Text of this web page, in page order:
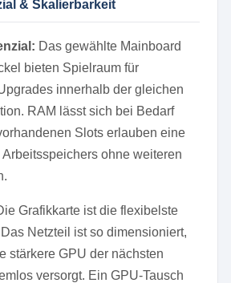
& Skalierbarkeit
Das gewählte Mainboard
bieten Spielraum für
innerhalb der gleichen
RAM lässt sich bei Bedarf
Slots erlauben eine
ohne weiteren
Grafikkarte ist die flexibelste
Netzteil ist so dimensioniert,
stärkere GPU der nächsten
versorgt. Ein GPU-Tausch